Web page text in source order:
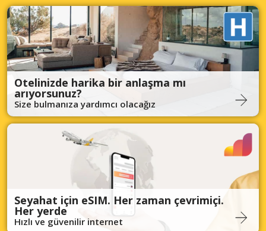
Otelinizde harika bir anlaşma mı
arıyorsunuz?
Size bulmanıza yardımcı olacağız
Seyahat için eSIM. Her zaman çevrimiçi.
Her yerde
Hızlı ve güvenilir internet